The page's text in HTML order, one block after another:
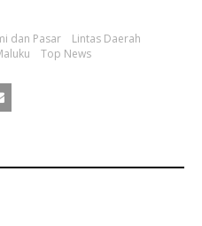
dan Pasar
Lintas Daerah
Top News